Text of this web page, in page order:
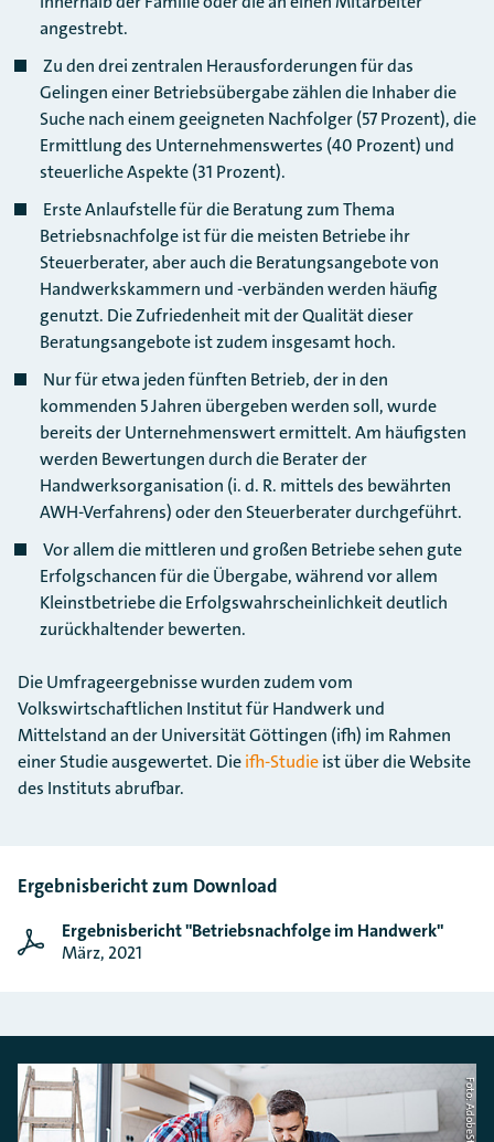
angestrebt.
Zu den drei zentralen Herausforderungen für das
Gelingen einer Betriebsübergabe zählen die Inhaber die
Suche nach einem geeigneten Nachfolger (57 Prozent), die
Ermittlung des Unternehmenswertes (40 Prozent) und
steuerliche Aspekte (31 Prozent).
Erste Anlaufstelle für die Beratung zum Thema
Betriebsnachfolge ist für die meisten Betriebe ihr
Steuerberater, aber auch die Beratungsangebote von
Handwerkskammern und -verbänden werden häufig
genutzt. Die Zufriedenheit mit der Qualität dieser
Beratungsangebote ist zudem insgesamt hoch.
Nur für etwa jeden fünften Betrieb, der in den
kommenden 5 Jahren übergeben werden soll, wurde
bereits der Unternehmenswert ermittelt. Am häufigsten
werden Bewertungen durch die Berater der
Handwerksorganisation (i. d. R. mittels des bewährten
AWH-Verfahrens) oder den Steuerberater durchgeführt.
Vor allem die mittleren und großen Betriebe sehen gute
Erfolgschancen für die Übergabe, während vor allem
Kleinstbetriebe die Erfolgswahrscheinlichkeit deutlich
zurückhaltender bewerten.
Die Umfrageergebnisse wurden zudem vom
Volkswirtschaftlichen Institut für Handwerk und
Mittelstand an der Universität Göttingen (ifh) im Rahmen
einer Studie ausgewertet. Dieifh-Studieist über die Website
des Instituts abrufbar.
Ergebnisbericht zum Download
Ergebnisbericht "Betriebsnachfolge im Handwerk"
März, 2021